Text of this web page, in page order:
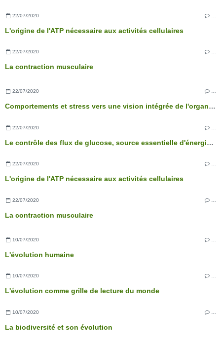
22/07/2020
L'origine de l'ATP nécessaire aux activités cellulaires
22/07/2020 …
La contraction musculaire
22/07/2020
Comportements et stress vers une vision intégrée de l'organisme
22/07/2020
Le contrôle des flux de glucose, source essentielle d'énergie des cellules
22/07/2020 …
L'origine de l'ATP nécessaire aux activités cellulaires
22/07/2020
La contraction musculaire
10/07/2020
L'évolution humaine
10/07/2020
L'évolution comme grille de lecture du monde
10/07/2020
La biodiversité et son évolution